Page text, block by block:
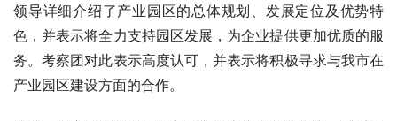
领导详细介绍了产业园区的总体规划、发展定位及优势特
色，并表示将全力支持园区发展，为企业提供更加优质的服
务。考察团对此表示高度认可，并表示将积极寻求与我市在
产业园区建设方面的合作。